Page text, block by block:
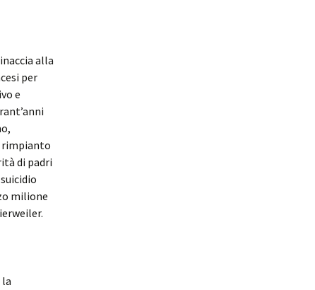
alla
per
e
rimpianto
di padri
milione
la